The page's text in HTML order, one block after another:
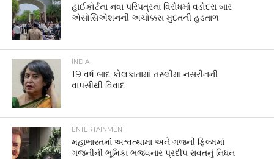
હાઈકોર્ટના નવા પરિપત્રના વિરોધમાં વડોદરા બાર
એસોસિએશનની અચોક્કસ મુદતની હડતાળ
INDIA
19 વર્ષ બાદ કોલકાતામાં તસ્લીમા નસરીનની
વાપસીથી વિવાદ
ENTERTAINMENT
મહાભારતમાં અશ્વત્થામા અને ગજની ફિલ્મમાં
ગજનીની ભૂમિકા ભજવનાર પ્રદીપ રાવતનું નિધન